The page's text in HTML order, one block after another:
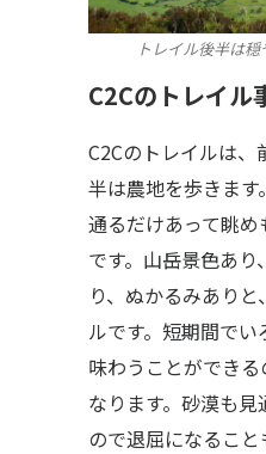
トレイル後半は
C2Cのトレイル
C2Cのトレイルは
半は農地を歩きま
通るだけあって眺
です。山岳景色あ
り、ぬかるみあり
ルです。短期間で
味わうことができ
なります。砂漠も
ので退屈になること